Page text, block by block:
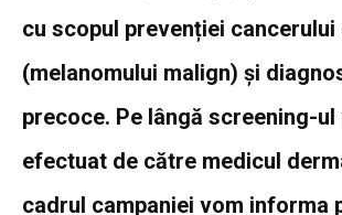
cu scopul prevenției cancerului
(melanomului malign) și
precoce. Pe lângă screening-
efectuat de către medicul
cadrul campaniei vom informa